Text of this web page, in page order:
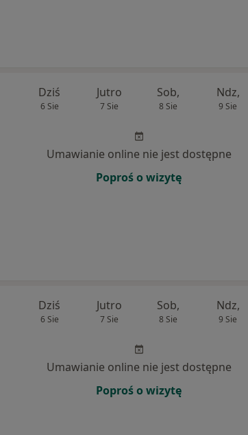
Dziś
6 Sie
Jutro
7 Sie
Sob,
8 Sie
Ndz,
9 Sie
Umawianie online nie jest dostępne
Poproś o wizytę
Dziś
6 Sie
Jutro
7 Sie
Sob,
8 Sie
Ndz,
9 Sie
Umawianie online nie jest dostępne
Poproś o wizytę